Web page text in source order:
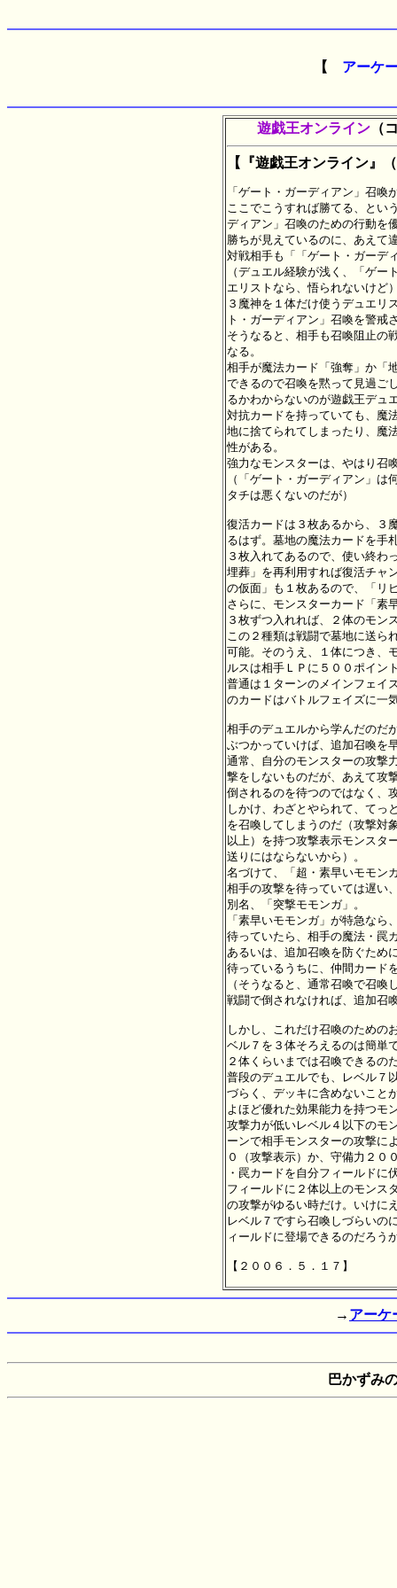
【 アーケ
遊戯王オンライン （
【『遊戯王オンライン』
「ゲート・ガーディアン」召
ここでこうすれば勝てる、とい
ディアン」召喚のための行動を
勝ちが見えているのに、あえて
対戦相手も「「ゲート・ガーデ
（デュエル経験が浅く、「ゲ
エリストなら、悟られないけど
３魔神を１体だけ使うデュエリ
ト・ガーディアン」召喚を警戒
そうなると、相手も召喚阻止の
なる。
相手が魔法カード「強奪」か「
できるので召喚を黙って見過ご
るかわからないのが遊戯王デュ
対抗カードを持っていても、魔
地に捨てられてしまったり、魔
性がある。
強力なモンスターは、やはり召
（「ゲート・ガーディアン」
タチは悪くないのだが）
復活カードは３枚あるから、３
るはず。墓地の魔法カードを手
３枚入れてあるので、使い終わ
埋葬」を再利用すれば復活チャ
の仮面」も１枚あるので、「リ
さらに、モンスターカード「素
３枚ずつ入れれば、２体のモン
この２種類は戦闘で墓地に送ら
可能。そのうえ、１体につき、
ルスは相手ＬＰに５００ポイン
普通は１ターンのメインフェイ
のカードはバトルフェイズに一
相手のデュエルから学んだのだ
ぶつかっていけば、追加召喚を
通常、自分のモンスターの攻撃
撃をしないものだが、あえて攻
倒されるのを待つのではなく、
しかけ、わざとやられて、てっ
を召喚してしまうのだ（攻撃対
以上）を持つ攻撃表示モンスタ
送りにはならないから）。
名づけて、「超・素早いモモン
相手の攻撃を待っていては遅い
別名、「突撃モモンガ」。
「素早いモモンガ」が特急な
待っていたら、相手の魔法・罠
あるいは、追加召喚を防ぐため
待っているうちに、仲間カード
（そうなると、通常召喚で召
戦闘で倒されなければ、追加召
しかし、これだけ召喚のための
ベル７を３体そろえるのは簡単
２体くらいまでは召喚できるの
普段のデュエルでも、レベル７
づらく、デッキに含めないこと
よほど優れた効果能力を持つモ
攻撃力が低いレベル４以下のモ
ーンで相手モンスターの攻撃に
０（攻撃表示）か、守備力２０
・罠カードを自分フィールドに
フィールドに２体以上のモンス
の攻撃がゆるい時だけ。いけに
レベル７ですら召喚しづらいの
ィールドに登場できるのだろう
→ アーケ
巴かずみ